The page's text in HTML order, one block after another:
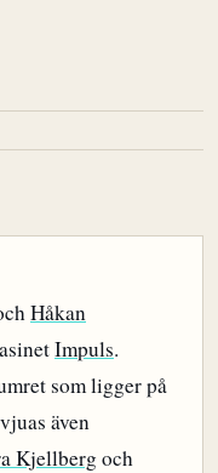
Håkan
Impuls.
som ligger på
även
Kjellberg och